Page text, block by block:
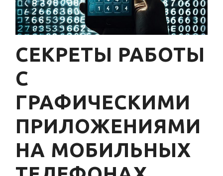
СЕКРЕТЫ РАБОТЫ
С
ГРАФИЧЕСКИМИ
ПРИЛОЖЕНИЯМИ
НА МОБИЛЬНЫХ